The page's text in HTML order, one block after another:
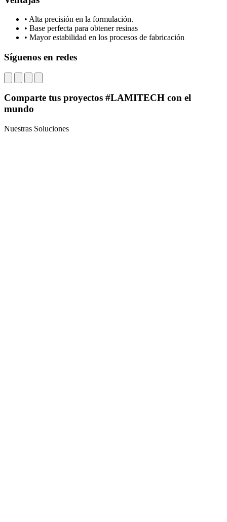
• Alta precisión en la formulación.
• Base perfecta para obtener resinas
• Mayor estabilidad en los procesos de fabricación
Síguenos en redes
Comparte tus proyectos #LAMITECH con el
mundo
Nuestras Soluciones